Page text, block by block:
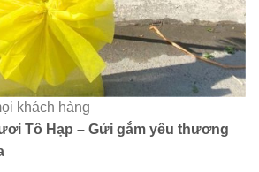
khách hàng
Tô Hạp – Gửi gắm yêu thương